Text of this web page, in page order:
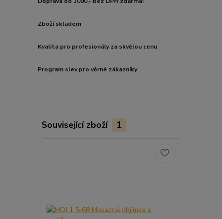
Zboží skladem
Kvalita pro profesionály za skvělou cenu
Program slev pro věrné zákazníky
Související zboží 1